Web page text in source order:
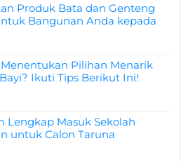
Produk Bata dan Genteng
Bangunan Anda kepada
Pilihan Menarik
Ikuti Tips Berikut Ini!
Lengkap Masuk Sekolah
untuk Calon Taruna